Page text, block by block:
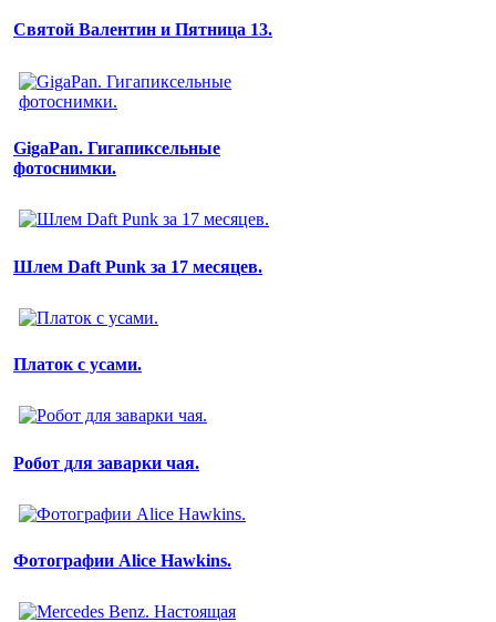
Святой Валентин и Пятница 13.
GigaPan. Гигапиксельные
фотоснимки.
Шлем Daft Punk за 17 месяцев.
Платок с усами.
Робот для заварки чая.
Фотографии Alice Hawkins.